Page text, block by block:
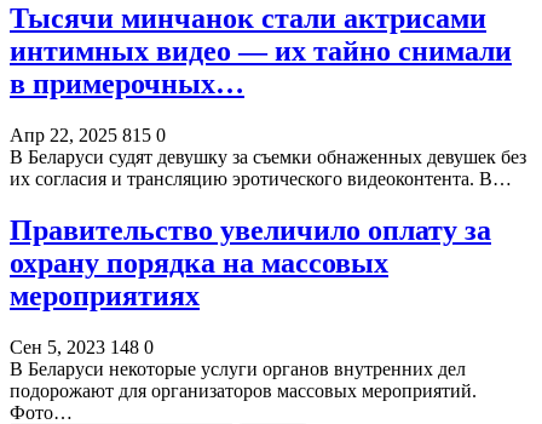
Тысячи минчанок стали актрисами
интимных видео — их тайно снимали
в примерочных…
Апр 22, 2025 815 0
В Беларуси судят девушку за съемки обнаженных девушек без
их согласия и трансляцию эротического видеоконтента. В…
Правительство увеличило оплату за
охрану порядка на массовых
мероприятиях
Сен 5, 2023 148 0
В Беларуси некоторые услуги органов внутренних дел
подорожают для организаторов массовых мероприятий.
Фото…